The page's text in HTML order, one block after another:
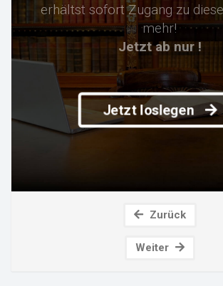
erhältst sofort Zugang zu
mehr!
Jetzt ab nur !
Jetzt loslegen
Zurück
Weiter